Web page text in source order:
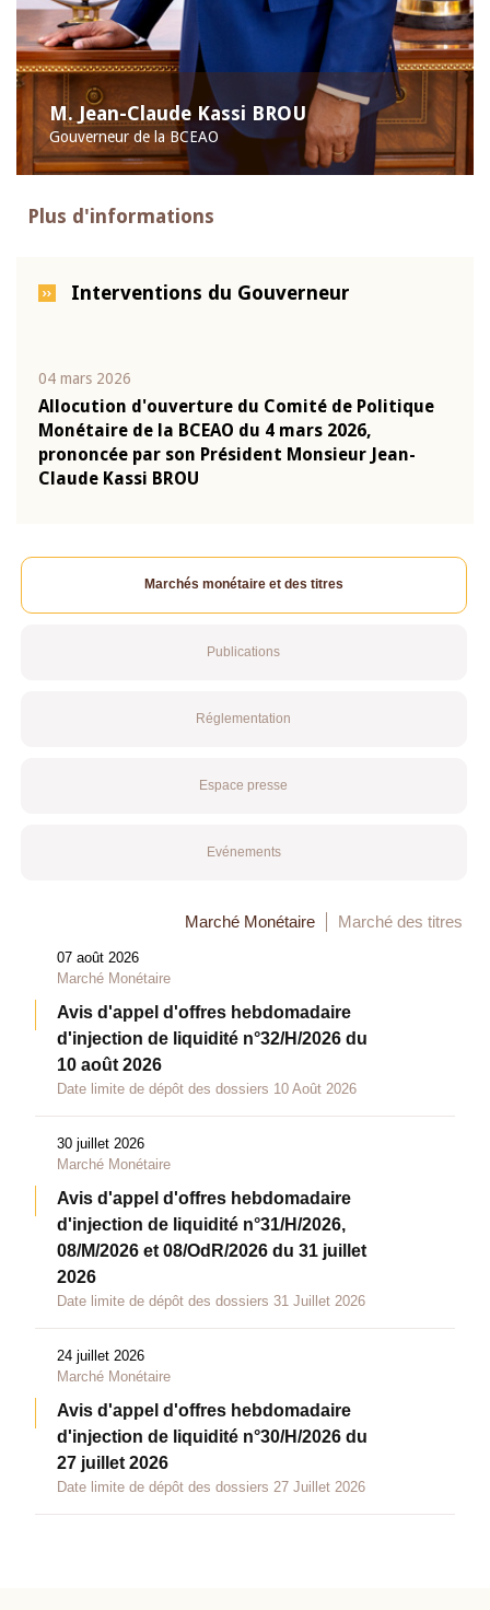
M. Jean-Claude Kassi BROU
Gouverneur de la BCEAO
Plus d'informations
Interventions du Gouverneur
04 mars 2026
Allocution d'ouverture du Comité de Politique
Monétaire de la BCEAO du 4 mars 2026,
prononcée par son Président Monsieur Jean-
Claude Kassi BROU
Marchés monétaire et des titres
Publications
Réglementation
Espace presse
Evénements
Marché Monétaire Marché des titres
07 août 2026
Marché Monétaire
Avis d'appel d'offres hebdomadaire
d'injection de liquidité n°32/H/2026 du
10 août 2026
Date limite de dépôt des dossiers 10 Août 2026
30 juillet 2026
Marché Monétaire
Avis d'appel d'offres hebdomadaire
d'injection de liquidité n°31/H/2026,
08/M/2026 et 08/OdR/2026 du 31 juillet
2026
Date limite de dépôt des dossiers 31 Juillet 2026
24 juillet 2026
Marché Monétaire
Avis d'appel d'offres hebdomadaire
d'injection de liquidité n°30/H/2026 du
27 juillet 2026
Date limite de dépôt des dossiers 27 Juillet 2026